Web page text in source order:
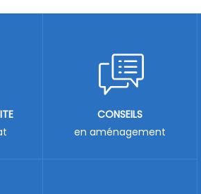
CONSEILS
en aménagement